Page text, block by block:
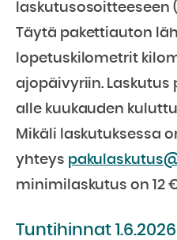
laskutusosoitteeseen
Täytä pakettiauton
lopetuskilometrit
ajopäivyriin. Laskutus
alle kuukauden
Mikäli laskutuksessa
yhteys
minimilaskutus on 12
Tuntihinnat